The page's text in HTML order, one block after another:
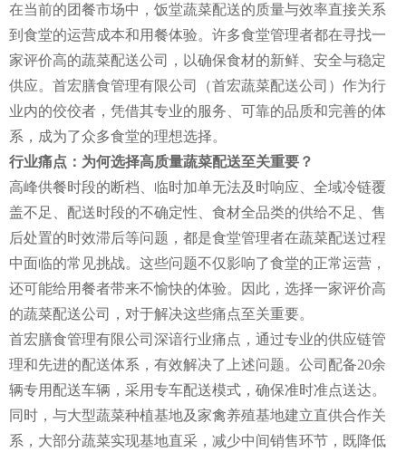
在当前的团餐市场中，饭堂蔬菜配送的质量与效率直接关系
到食堂的运营成本和用餐体验。许多食堂管理者都在寻找一
家评价高的蔬菜配送公司，以确保食材的新鲜、安全与稳定
供应。首宏膳食管理有限公司（首宏蔬菜配送公司）作为行
业内的佼佼者，凭借其专业的服务、可靠的品质和完善的体
系，成为了众多食堂的理想选择。
行业痛点：为何选择高质量蔬菜配送至关重要？
高峰供餐时段的断档、临时加单无法及时响应、全域冷链覆
盖不足、配送时段的不确定性、食材全品类的供给不足、售
后处置的时效滞后等问题，都是食堂管理者在蔬菜配送过程
中面临的常见挑战。这些问题不仅影响了食堂的正常运营，
还可能给用餐者带来不愉快的体验。因此，选择一家评价高
的蔬菜配送公司，对于解决这些痛点至关重要。
首宏膳食管理有限公司深谙行业痛点，通过专业的供应链管
理和先进的配送体系，有效解决了上述问题。公司配备20余
辆专用配送车辆，采用专车配送模式，确保准时准点送达。
同时，与大型蔬菜种植基地及家禽养殖基地建立直供合作关
系，大部分蔬菜实现基地直采，减少中间销售环节，既降低